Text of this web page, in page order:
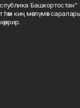
Башкортостан"
һәм киң мәғлүмәт